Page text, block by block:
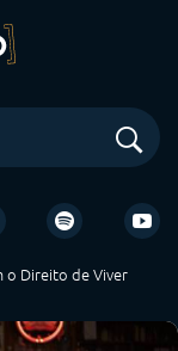
o Direito de Viver